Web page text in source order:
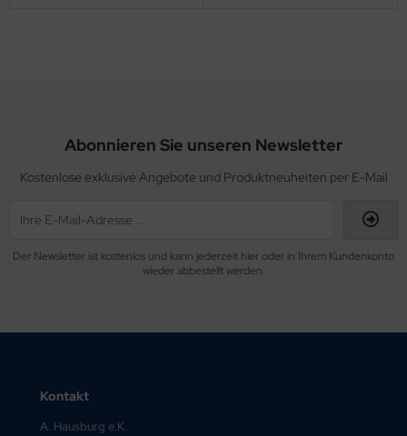
Abonnieren Sie unseren Newsletter
Kostenlose exklusive Angebote und Produktneuheiten per E-Mail
Der Newsletter ist kostenlos und kann jederzeit hier oder in Ihrem Kundenkonto
wieder abbestellt werden.
Kontakt
A. Hausburg e.K.